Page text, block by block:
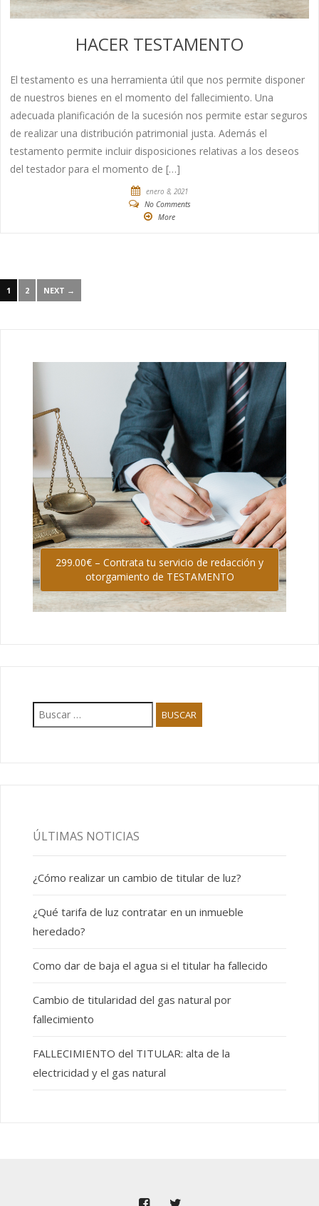
HACER TESTAMENTO
El testamento es una herramienta útil que nos permite disponer
de nuestros bienes en el momento del fallecimiento. Una
adecuada planificación de la sucesión nos permite estar seguros
de realizar una distribución patrimonial justa. Además el
testamento permite incluir disposiciones relativas a los deseos
del testador para el momento de […]
enero 8, 2021
No Comments
More
1 2 NEXT →
299.00€ – Contrata tu servicio de redacción y
otorgamiento de TESTAMENTO
ÚLTIMAS NOTICIAS
¿Cómo realizar un cambio de titular de luz?
¿Qué tarifa de luz contratar en un inmueble
heredado?
Como dar de baja el agua si el titular ha fallecido
Cambio de titularidad del gas natural por
fallecimiento
FALLECIMIENTO del TITULAR: alta de la
electricidad y el gas natural